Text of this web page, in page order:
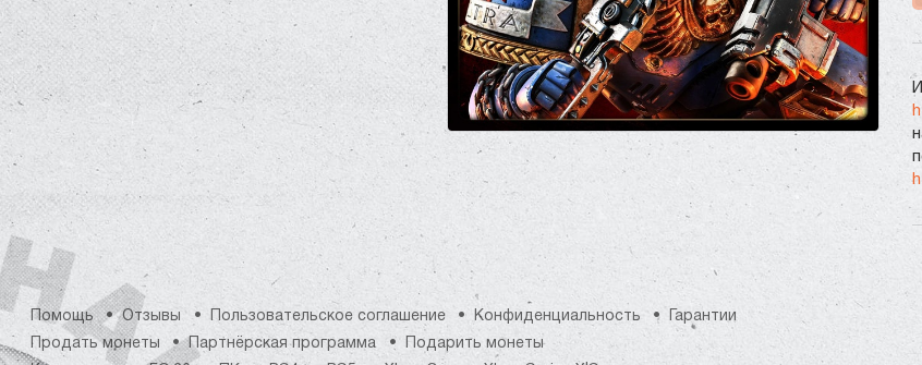
Помощь Отзывы Пользовательское соглашение Конфиденциальность
Гарантии
Продать монеты
Партнёрская программа
Подарить монеты